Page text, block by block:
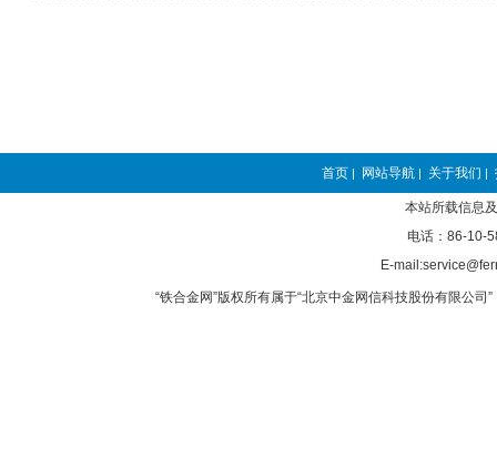
首页 | 网站导航 | 关于我们 |
本站所载信息
电话：86-10-
E-
“铁合金网”版权所有属于“北京中金网信科技股份有限公司